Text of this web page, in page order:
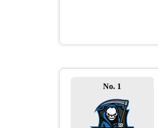
No. 1